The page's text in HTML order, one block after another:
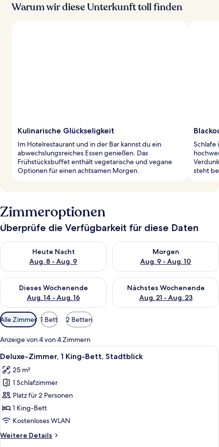
Warum wir diese Unterkunft toll finden
Kulinarische Glückseligkeit
Im Hotelrestaurant und in der Bar kannst du ein
abwechslungsreiches Essen genießen. Das
Frühstücksbuffet enthält vegetarische und vegane
Optionen für einen achtsamen Morgen.
Schlafe
steht
Zimmeroptionen
Überprüfe die Verfügbarkeit für diese Daten
Heute Nacht
Aug. 8 - Aug. 9
Überprüfe die Verfügbarkeit für heute Nacht, Aug. 8 - Aug. 9.
Morgen
Aug. 9 - Aug. 10
Überprüfe die Verfügbarkeit
Dieses Wochenende
Aug. 14 - Aug. 16
Überprüfe die Verfügbarkeit für dieses Wochenende, Aug. 14
Nächstes Wochenende
Aug. 21 - Aug. 23
Überprüfe die Verfügbarkeit
Verfügbare
Filter
für
Zimmer
Alle Zimmer 1 Bett 2 Betten
Anzeige von 4 von 4 Zimmern
Alle
Fotos
für
Deluxe-
Zimmer,
1 King-
Bett,
anzeigen
Ein Hotelzimmer mit einem großen
7
Deluxe-Zimmer, 1 King-Bett, Stadtblick
25 m²
1 Schlafzimmer
Platz für 2 Personen
1 King-Bett
Kostenloses WLAN
Weitere Details
Weitere